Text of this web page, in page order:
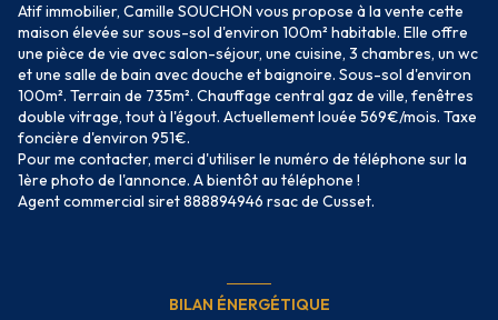
Atif immobilier, Camille SOUCHON vous propose à la vente cette
maison élevée sur sous-sol d'environ 100m² habitable. Elle offre
une pièce de vie avec salon-séjour, une cuisine, 3 chambres, un wc
et une salle de bain avec douche et baignoire. Sous-sol d'environ
100m². Terrain de 735m². Chauffage central gaz de ville, fenêtres
double vitrage, tout à l'égout. Actuellement louée 569€/mois. Taxe
foncière d'environ 951€.
Pour me contacter, merci d'utiliser le numéro de téléphone sur la
1ère photo de l'annonce. A bientôt au téléphone !
Agent commercial siret 888894946 rsac de Cusset.
BILAN ÉNERGÉTIQUE